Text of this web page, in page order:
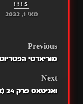
5!!!
מאי 1, 2022
POST
Previous
מוריארטי הפטריוט עונה 2
Next
ואניטאס פרק 24 (אחרון)